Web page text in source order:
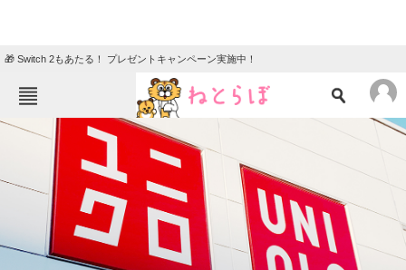
🎁 Switch 2もあたる！ プレゼントキャンペーン実施中！
ねとらぼメニュー
ニュース
エンタメ
地域
住まい 教育・育児